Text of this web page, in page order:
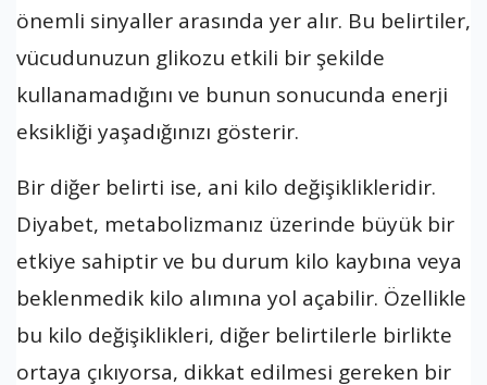
önemli sinyaller arasında yer alır. Bu belirtiler,
vücudunuzun glikozu etkili bir şekilde
kullanamadığını ve bunun sonucunda enerji
eksikliği yaşadığınızı gösterir.
Bir diğer belirti ise, ani kilo değişiklikleridir.
Diyabet, metabolizmanız üzerinde büyük bir
etkiye sahiptir ve bu durum kilo kaybına veya
beklenmedik kilo alımına yol açabilir. Özellikle
bu kilo değişiklikleri, diğer belirtilerle birlikte
ortaya çıkıyorsa, dikkat edilmesi gereken bir